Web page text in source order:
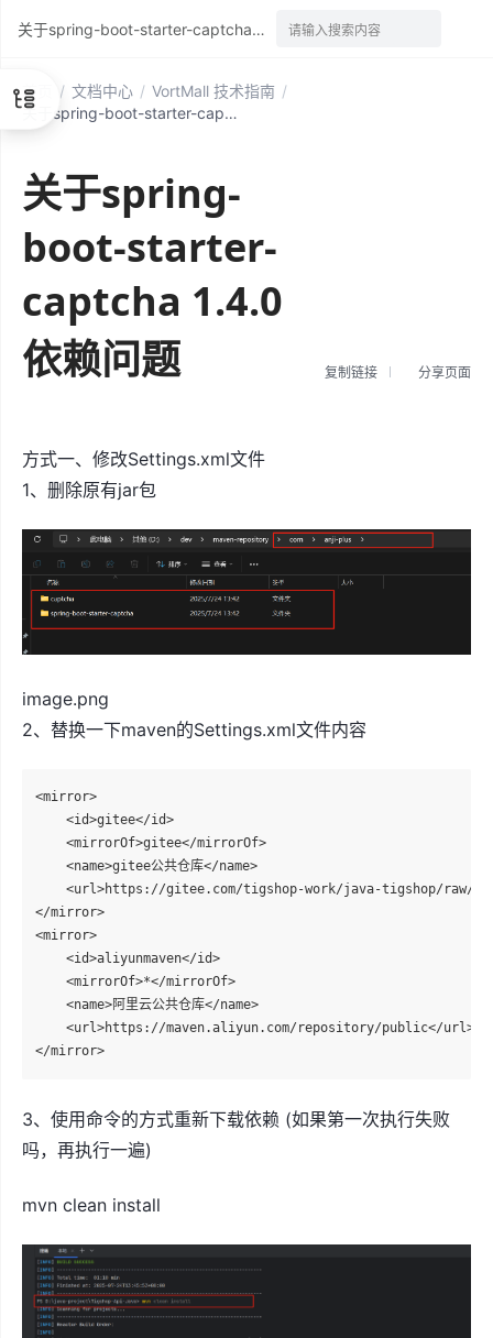
首页 / 文档中心 / VortMall 技术指南 /
关于spring-boot-starter-captcha 1.4.0依赖问题
关于spring-
boot-starter-
captcha 1.4.0
依赖问题
复制链接 分享页面
方式一、修改Settings.xml文件
1、删除原有jar包
image.png
2、替换一下maven的Settings.xml文件内容
<mirror>
    <id>gitee</id>
    <mirrorOf>gitee</mirrorOf>
    <name>gitee公共仓库</name>
<url>https://gitee.com/tigshop-work/java-tigshop/raw/
</mirror>
<mirror>
    <id>aliyunmaven</id>
    <mirrorOf>*</mirrorOf>
    <name>阿里云公共仓库</name>
    <url>https://maven.aliyun.com/repository/public</url>
3、使用命令的方式重新下载依赖 (如果第一次执行失败
吗，再执行一遍)
mvn clean install
关于spring-boot-starter-captcha 1.4.0依赖问题 请输入搜索内容